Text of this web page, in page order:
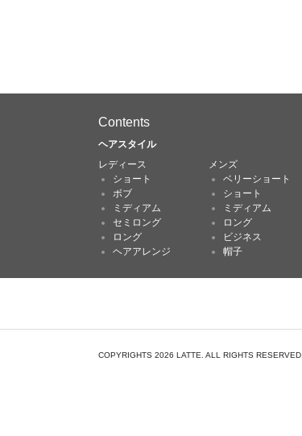
Contents
ヘアスタイル
レディース
ショート
ボブ
ミディアム
セミロング
ロング
ヘアアレンジ
メンズ
ベリーショート
ショート
ミディアム
ロング
ビジネス
帽子
COPYRIGHTS 2026 LATTE. ALL RIGHTS RESERVED.